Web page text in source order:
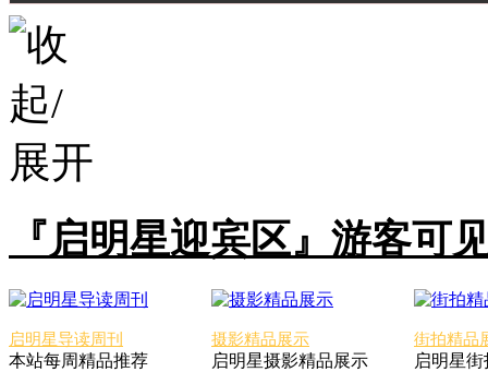
『启明星迎宾区』游客可
启明星导读周刊
本站每周精品推荐
摄影精品展示
启明星摄影精品展示
街拍精品
启明星